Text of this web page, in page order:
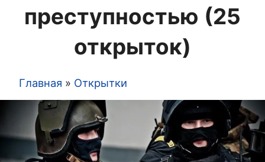
преступностью (25
открыток)
Строка
навигации
Главная Открытки